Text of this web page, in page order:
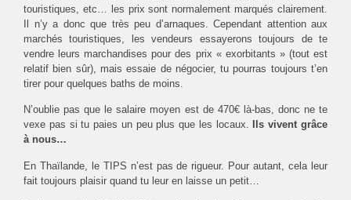
touristiques, etc… les prix sont normalement marqués clairement.
Il n’y a donc que très peu d’arnaques. Cependant attention aux
marchés touristiques, les vendeurs essayerons toujours de te
vendre leurs marchandises pour des prix « exorbitants » (tout est
relatif bien sûr), mais essaie de négocier, tu pourras toujours t’en
tirer pour quelques baths de moins.
N’oublie pas que le salaire moyen est de 470€ là-bas, donc ne te
vexe pas si tu paies un peu plus que les locaux.
Ils vivent grâce
à nous…
En Thaïlande, le TIPS n’est pas de rigueur. Pour autant, cela leur
fait toujours plaisir quand tu leur en laisse un petit…